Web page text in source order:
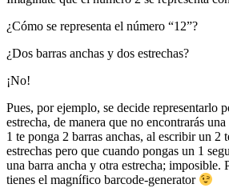
¿Cómo se representa el número “12”?
¿Dos barras anchas y dos estrechas?
¡No!
Pues, por ejemplo, se decide representarlo
estrecha, de manera que no encontrarás
1 te ponga 2 barras anchas, al escribir un 2
estrechas pero que cuando pongas un 1
una barra ancha y otra estrecha; imposible.
tienes el magnífico barcode-generator